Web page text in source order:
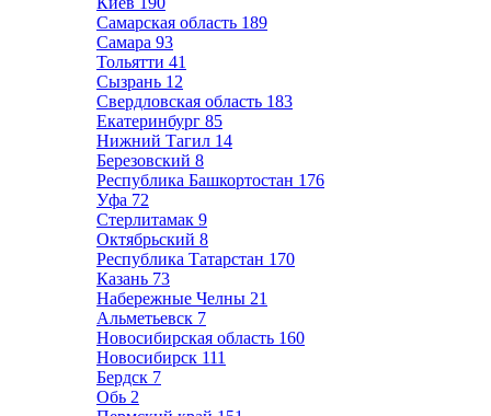
Самарская область 189
Самара 93
Тольятти 41
Сызрань 12
Свердловская область 183
Екатеринбург 85
Нижний Тагил 14
Березовский 8
Республика Башкортостан 176
Уфа 72
Стерлитамак 9
Октябрьский 8
Республика Татарстан 170
Казань 73
Набережные Челны 21
Альметьевск 7
Новосибирская область 160
Новосибирск 111
Бердск 7
Обь 2